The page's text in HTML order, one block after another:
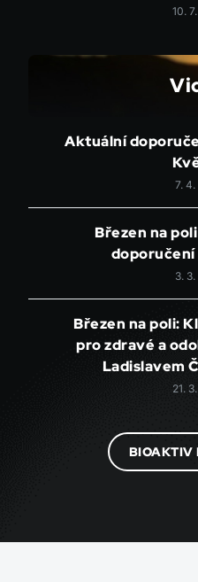
10.
Aktuální
7.
Březen na
doporučení
3.
Březen na poli:
pro zdravé a
Ladislavem
21.
BIOAKTIV